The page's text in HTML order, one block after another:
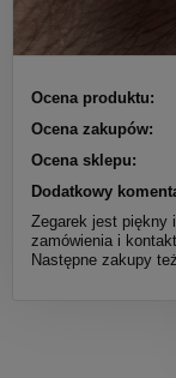
Ocena produktu:
Ocena zakupów:
Ocena sklepu:
Dodatkowy
Zegarek jest piękny
zamówienia i
Następne zakupy